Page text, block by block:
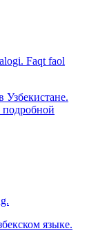
Faqt faol
Узбекистане.
подробной
языке.